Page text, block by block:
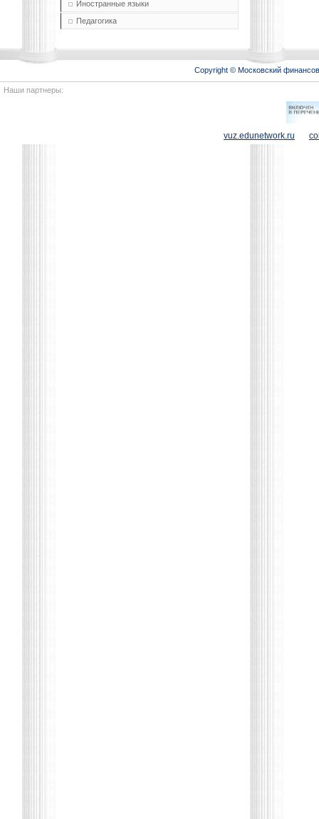
Иностранные языки
Педагогика
Copyright © Московский
Наши партнеры:
vuz.edunetwork.ru